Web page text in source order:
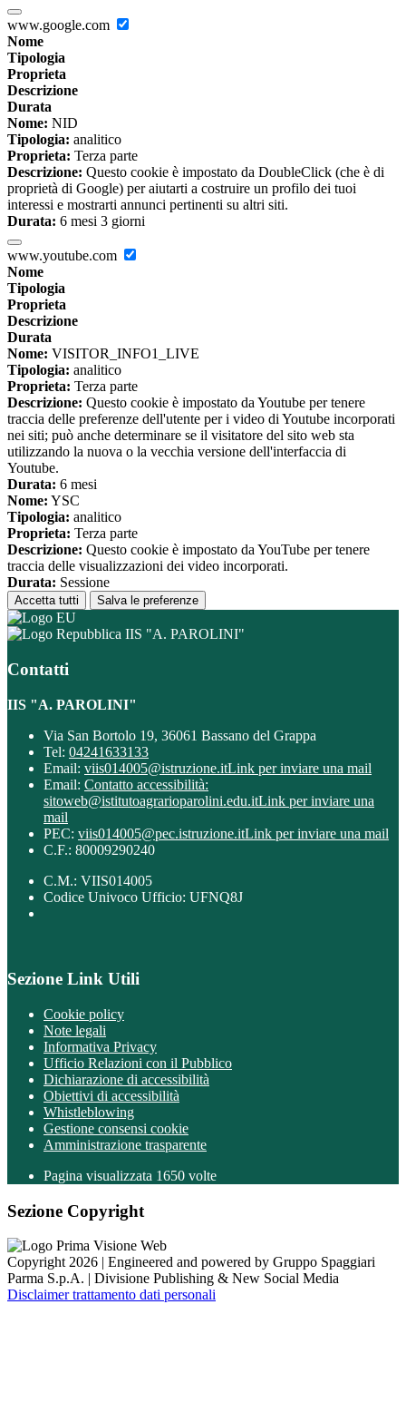
www.google.com
Nome
Tipologia
Proprieta
Descrizione
Durata
Nome: NID
Tipologia: analitico
Proprieta: Terza parte
Descrizione: Questo cookie è impostato da DoubleClick (che è di
proprietà di Google) per aiutarti a costruire un profilo dei tuoi
interessi e mostrarti annunci pertinenti su altri siti.
Durata: 6 mesi 3 giorni
www.youtube.com
Nome
Tipologia
Proprieta
Descrizione
Durata
Nome: VISITOR_INFO1_LIVE
Tipologia: analitico
Proprieta: Terza parte
Descrizione: Questo cookie è impostato da Youtube per tenere
traccia delle preferenze dell'utente per i video di Youtube incorporati
nei siti; può anche determinare se il visitatore del sito web sta
utilizzando la nuova o la vecchia versione dell'interfaccia di
Youtube.
Durata: 6 mesi
Nome: YSC
Tipologia: analitico
Proprieta: Terza parte
Descrizione: Questo cookie è impostato da YouTube per tenere
traccia delle visualizzazioni dei video incorporati.
Durata: Sessione
Accetta tutti Salva le preferenze
IIS "A. PAROLINI"
Contatti
IIS "A. PAROLINI"
Via San Bortolo 19, 36061 Bassano del Grappa
Tel: 04241633133
Email: viis014005@istruzione.itLink per inviare una mail
Email: Contatto accessibilità:
sitoweb@istitutoagrarioparolini.edu.itLink per inviare una
mail
PEC: viis014005@pec.istruzione.itLink per inviare una mail
C.F.: 80009290240
C.M.: VIIS014005
Codice Univoco Ufficio: UFNQ8J
Sezione Link Utili
Cookie policy
Note legali
Informativa Privacy
Ufficio Relazioni con il Pubblico
Dichiarazione di accessibilità
Obiettivi di accessibilità
Whistleblowing
Gestione consensi cookie
Amministrazione trasparente
Pagina visualizzata 1650 volte
Sezione Copyright
Copyright 2026 | Engineered and powered by Gruppo Spaggiari
Parma S.p.A. | Divisione Publishing & New Social Media
Disclaimer trattamento dati personali